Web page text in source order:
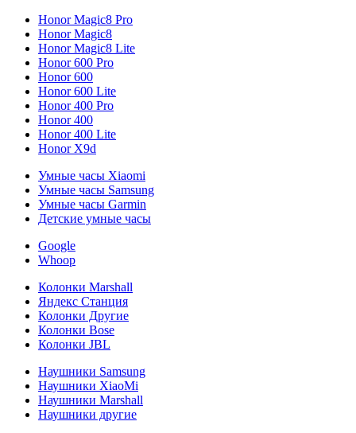
Honor Magic8 Pro
Honor Magic8
Honor Magic8 Lite
Honor 600 Pro
Honor 600
Honor 600 Lite
Honor 400 Pro
Honor 400
Honor 400 Lite
Honor X9d
Умные часы Xiaomi
Умные часы Samsung
Умные часы Garmin
Детские умные часы
Google
Whoop
Колонки Marshall
Яндекс Станция
Колонки Другие
Колонки Bose
Колонки JBL
Наушники Samsung
Наушники XiaoMi
Наушники Marshall
Наушники другие